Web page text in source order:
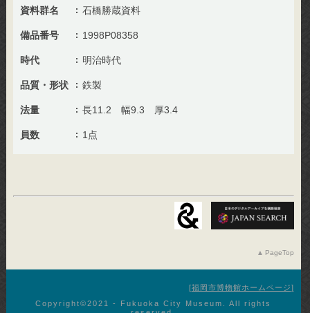
資料群名 石橋勝蔵資料
備品番号 1998P08358
時代 明治時代
品質・形状 鉄製
法量 長11.2 幅9.3 厚3.4
員数 1点
PageTop
福岡市博物館ホームページ
Copyright©︎2021 - Fukuoka City Museum. All rights